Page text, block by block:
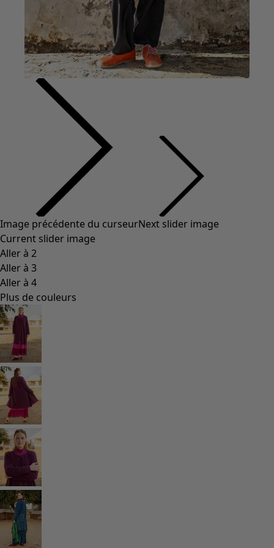
Image précédente du curseurNext slider image
Current slider image
Aller à 2
Aller à 3
Aller à 4
Plus de couleurs